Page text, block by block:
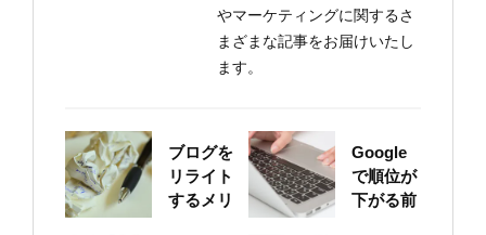
やマーケティングに関するさ
まざまな記事をお届けいたし
ます。
ブログを
リライト
するメリ
Google
で順位が
下がる前